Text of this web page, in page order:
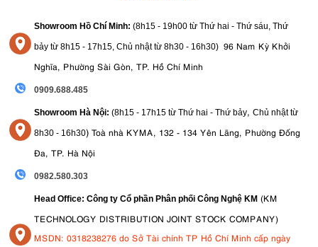
Showroom Hồ Chí Minh: (8h15 - 19h00 từ Thứ hai - Thứ sáu, Thứ
bảy từ 8h15 - 17h15, Chủ nhật từ 8h30 - 16h30) 96 Nam Kỳ Khởi
Nghĩa, Phường Sài Gòn, TP. Hồ Chí Minh
0909.688.485
Showroom Hà Nội: (8h15 - 17h15 từ Thứ hai - Thứ bảy, Chủ nhật từ
8h30 - 16h30) Toà nhà KYMA, 132 - 134 Yên Lãng, Phường Đống
Đa, TP. Hà Nội
0982.580.303
Head Office: Công ty Cổ phần Phân phối Công Nghệ KM (KM
TECHNOLOGY DISTRIBUTION JOINT STOCK COMPANY)
MSDN: 0318238276 do Sở Tài chính TP Hồ Chí Minh cấp ngày